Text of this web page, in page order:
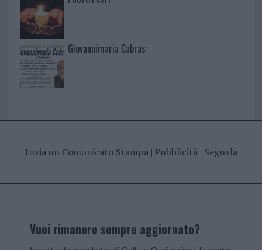
Giovannimaria Cabras
Invia un Comunicato Stampa| Pubblicità| Segnala
Vuoi rimanere sempre aggiornato?